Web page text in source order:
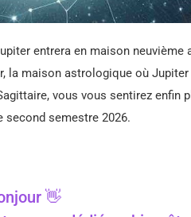
entrera en maison neuvième
la maison astrologique où
vous vous sentirez enfin
second semestre 2026.
👋